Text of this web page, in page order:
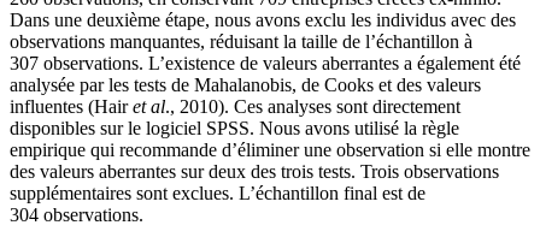
Dans une deuxième étape, nous avons exclu les individus avec des
observations manquantes, réduisant la taille de l’échantillon à
307 observations. L’existence de valeurs aberrantes a également été
analysée par les tests de Mahalanobis, de Cooks et des valeurs
influentes (Hairet al., 2010). Ces analyses sont directement
disponibles sur le logiciel SPSS. Nous avons utilisé la règle
empirique qui recommande d’éliminer une observation si elle montre
des valeurs aberrantes sur deux des trois tests. Trois observations
supplémentaires sont exclues. L’échantillon final est de
304 observations.